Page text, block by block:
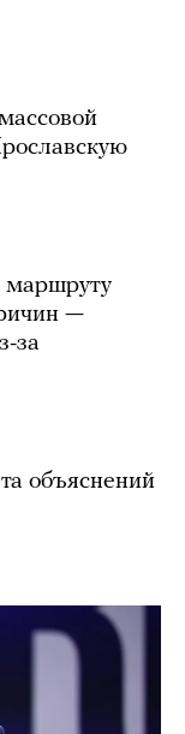
маршруту
—
за
объяснений